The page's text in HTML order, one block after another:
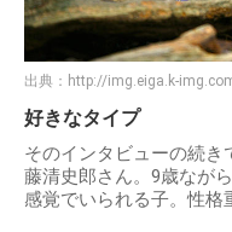
出典： http://img.eiga.k-
好きなタイプ
そのインタビューの続き
藤清史郎さん。9歳なが
感覚でいられる子。性格